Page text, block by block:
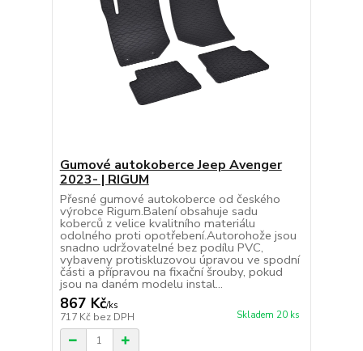
Gumové autokoberce Jeep Avenger
2023- | RIGUM
Přesné gumové autokoberce od českého
výrobce Rigum.Balení obsahuje sadu
koberců z velice kvalitního materiálu
odolného proti opotřebení.Autorohože jsou
snadno udržovatelné bez podílu PVC,
vybaveny protiskluzovou úpravou ve spodní
části a přípravou na fixační šrouby, pokud
jsou na daném modelu instal...
867 Kč/ks
717 Kč bez DPH Skladem 20 ks